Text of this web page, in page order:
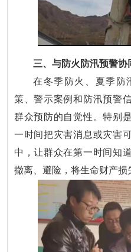
三、与防火防汛预警协
在冬季防火、夏季防
策、警示案例和防汛预警
群众预防的自觉性。特别
一时间把灾害消息或灾害
中，让群众在第一时间知
撤离、避险，将生命财产损